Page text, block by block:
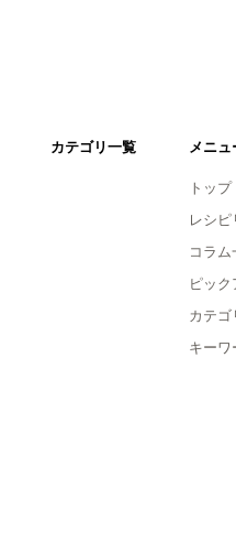
カテゴリ一覧 メニュ
トップ
レシピ
コラム
ピッ
カテゴ
キーワ